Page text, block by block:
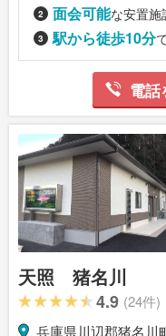
面会可能な安置施
駅から徒歩10分
電話
天照 猪名川
4.9 (24件)
兵庫県川辺郡猪名川